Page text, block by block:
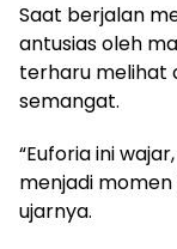
Saat berjalan
antusias oleh
terharu melihat
semangat.
“Euforia ini
menjadi
ujarnya.